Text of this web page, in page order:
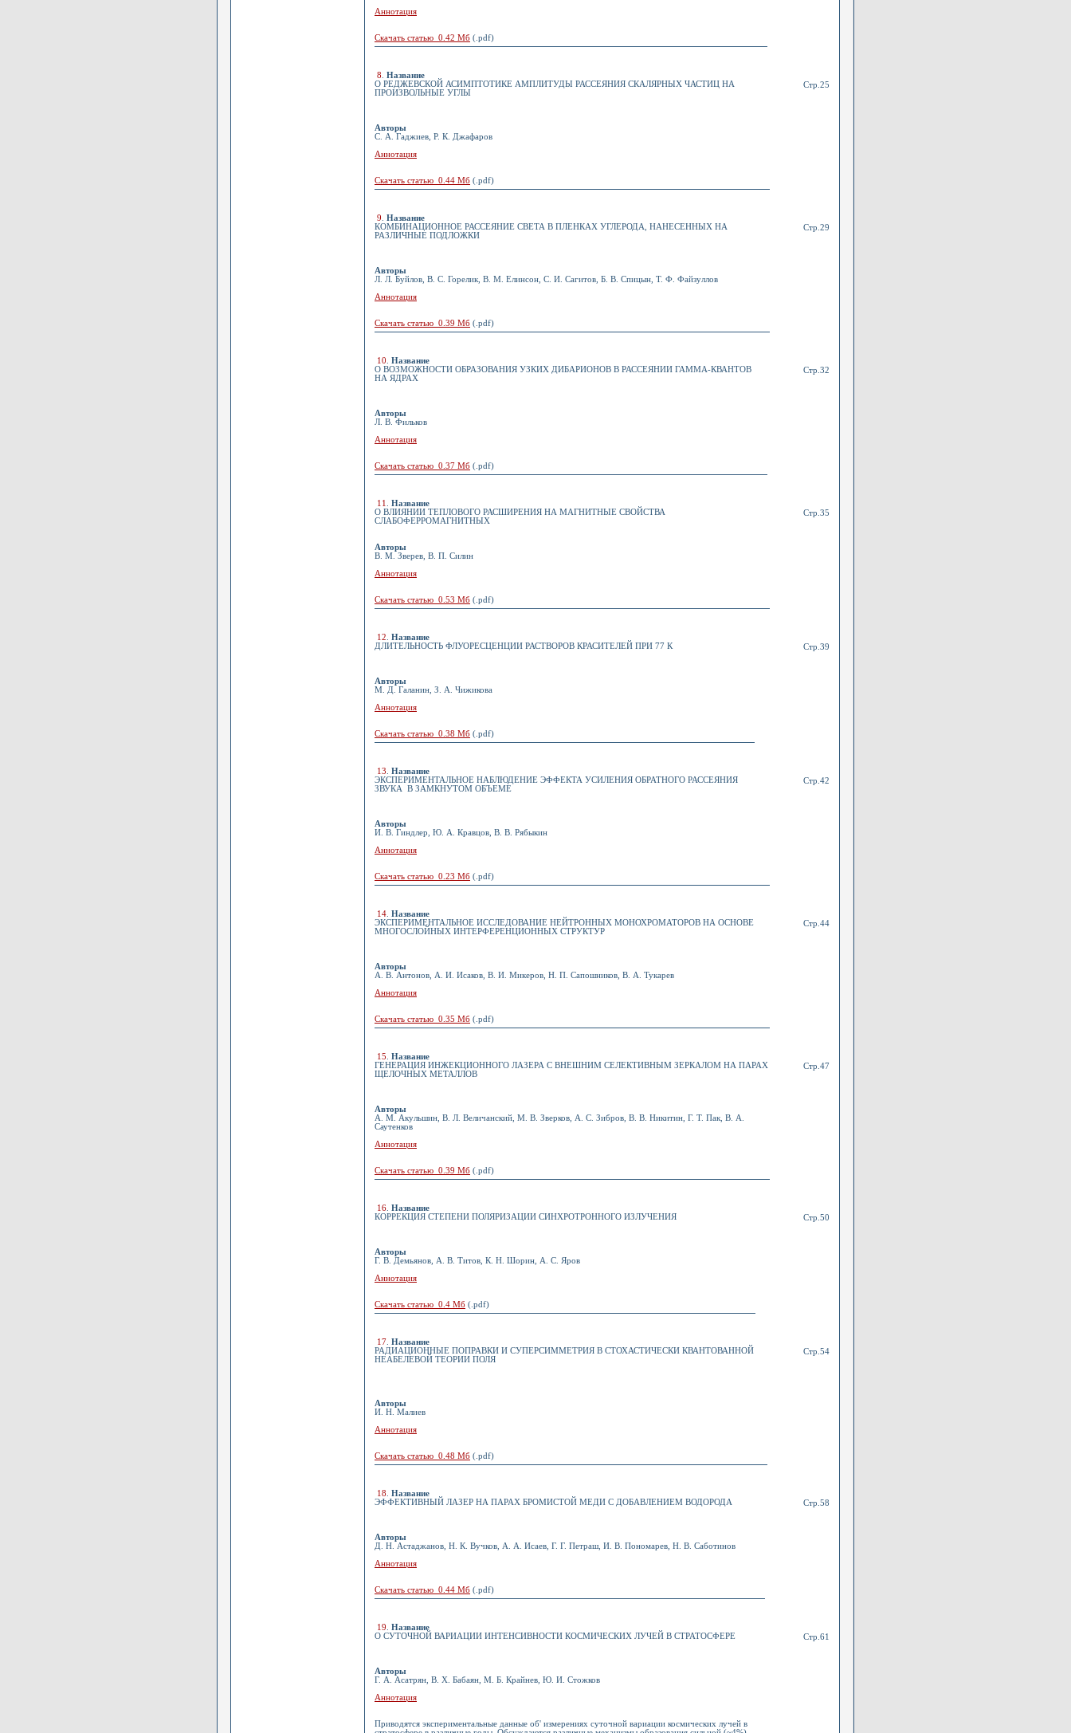
Аннотация
Скачать статью 0.42 Мб (.pdf)
8
Название
О РЕДЖЕВСКОЙ АСИМПТОТИКЕ АМПЛИТУДЫ РАССЕЯНИЯ СКАЛЯРНЫХ ЧАСТИЦ НА
ПРОИЗВОЛЬНЫЕ УГЛЫ
Авторы
С. А. Гаджиев, Р. К. Джафаров
Аннотация
Скачать статью 0.44 Мб (.pdf)
Стр.25
9
Название
КОМБИНАЦИОННОЕ РАССЕЯНИЕ СВЕТА В ПЛЕНКАХ УГЛЕРОДА, НАНЕСЕННЫХ НА
РАЗЛИЧНЫЕ ПОДЛОЖКИ
Авторы
Л. Л. Буйлов, В. С. Горелик, В. М. Елинсон, С. И. Сагитов, Б. В. Спицын, Т. Ф. Файзуллов
Аннотация
Скачать статью 0.39 Мб (.pdf)
Стр.29
10
Название
О ВОЗМОЖНОСТИ ОБРАЗОВАНИЯ УЗКИХ ДИБАРИОНОВ В РАССЕЯНИИ ГАММА-КВАНТОВ
НА ЯДРАХ
Авторы
Л. В. Фильков
Аннотация
Скачать статью 0.37 Мб (.pdf)
Стр.32
11
Название
О ВЛИЯНИИ ТЕПЛОВОГО РАСШИРЕНИЯ НА МАГНИТНЫЕ СВОЙСТВА
СЛАБОФЕРРОМАГНИТНЫХ
Авторы
В. М. Зверев, В. П. Силин
Аннотация
Скачать статью 0.53 Мб (.pdf)
Стр.35
12
Название
ДЛИТЕЛЬНОСТЬ ФЛУОРЕСЦЕНЦИИ РАСТВОРОВ КРАСИТЕЛЕЙ ПРИ 77 К
Авторы
М. Д. Галанин, З. А. Чижикова
Аннотация
Скачать статью 0.38 Мб (.pdf)
Стр.39
13
Название
ЭКСПЕРИМЕНТАЛЬНОЕ НАБЛЮДЕНИЕ ЭФФЕКТА УСИЛЕНИЯ ОБРАТНОГО РАССЕЯНИЯ
ЗВУКА В ЗАМКНУТОМ ОБЪЕМЕ
Авторы
И. В. Гиндлер, Ю. А. Кравцов, В. В. Рябыкин
Аннотация
Скачать статью 0.23 Мб (.pdf)
Стр.42
14 Название
ЭКСПЕРИМЕНТАЛЬНОЕ ИССЛЕДОВАНИЕ НЕЙТРОННЫХ МОНОХРОМАТОРОВ НА ОСНОВЕ
МНОГОСЛОЙНЫХ ИНТЕРФЕРЕНЦИОННЫХ СТРУКТУР
Авторы
А. В. Антонов, А. И. Исаков, В. И. Микеров, Н. П. Сапошников, В. А. Тукарев
Аннотация
Скачать статью 0.35 Мб (.pdf)
Стр.44
15
Название
ГЕНЕРАЦИЯ ИНЖЕКЦИОННОГО ЛАЗЕРА С ВНЕШНИМ СЕЛЕКТИВНЫМ ЗЕРКАЛОМ НА ПАРАХ
ЩЕЛОЧНЫХ МЕТАЛЛОВ
Авторы
А. М. Акульшин, В. Л. Величанский, М. В. Зверков, А. С. Зибров, В. В. Никитин, Г. Т. Пак, В. А.
Саутенков
Аннотация
Скачать статью 0.39 Мб (.pdf)
Стр.47
16 Название
КОРРЕКЦИЯ СТЕПЕНИ ПОЛЯРИЗАЦИИ СИНХРОТРОННОГО ИЗЛУЧЕНИЯ
Авторы
Г. В. Демьянов, А. В. Титов, К. Н. Шорин, А. С. Яров
Аннотация
Скачать статью 0.4 Мб (.pdf)
Стр.50
17 Название
РАДИАЦИОННЫЕ ПОПРАВКИ И СУПЕРСИММЕТРИЯ В СТОХАСТИЧЕСКИ КВАНТОВАННОЙ
НЕАБЕЛЕВОЙ ТЕОРИИ ПОЛЯ
Авторы
И. Н. Малиев
Аннотация
Скачать статью 0.48 Мб (.pdf)
Стр.54
18
Название
ЭФФЕКТИВНЫЙ ЛАЗЕР НА ПАРАХ БРОМИСТОЙ МЕДИ С ДОБАВЛЕНИЕМ ВОДОРОДА
Авторы
Д. Н. Астаджанов, Н. К. Вучков, А. А. Исаев, Г. Г. Петраш, И. В. Пономарев, Н. В. Саботинов
Аннотация
Скачать статью 0.44 Мб (.pdf)
Стр.58
19
Название
О СУТОЧНОЙ ВАРИАЦИИ ИНТЕНСИВНОСТИ КОСМИЧЕСКИХ ЛУЧЕЙ В СТРАТОСФЕРЕ
Авторы
Г. А. Асатрян, В. Х. Бабаян, М. Б. Крайнев, Ю. И. Стожков
Аннотация
Приводятся экспериментальные данные об' измерениях суточной вариации космических лучей в
Стр.61